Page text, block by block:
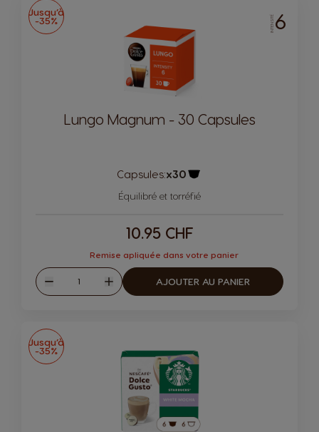
Jusqu’à
-35% INTENSITÉ6
Lungo Magnum - 30 Capsules
Capsules:x30
Équilibré et torréfié
10.95 CHF
Remise apliquée dans votre panier
Diminuer
Quantité
Augmenter
AJOUTER AU PANIER
Jusqu’à
-35%